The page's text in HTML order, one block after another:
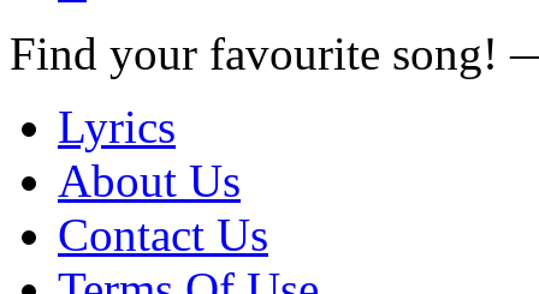
Find your favourite song!
Lyrics
About Us
Contact Us